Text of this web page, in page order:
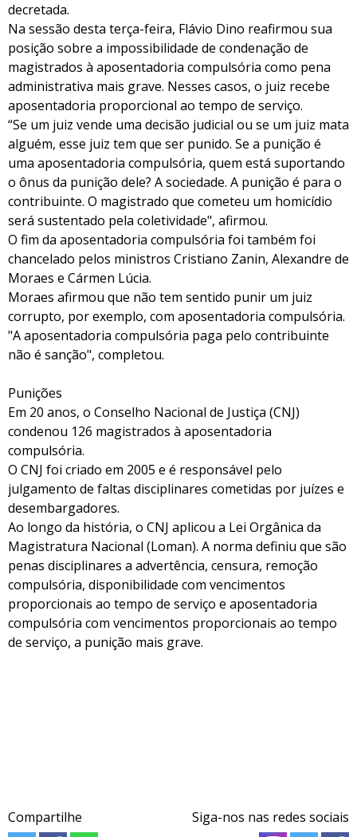
decretada.
Na sessão desta terça-feira, Flávio Dino reafirmou sua
posição sobre a impossibilidade de condenação de
magistrados à aposentadoria compulsória como pena
administrativa mais grave. Nesses casos, o juiz recebe
aposentadoria proporcional ao tempo de serviço.
“Se um juiz vende uma decisão judicial ou se um juiz mata
alguém, esse juiz tem que ser punido. Se a punição é
uma aposentadoria compulsória, quem está suportando
o ônus da punição dele? A sociedade. A punição é para o
contribuinte. O magistrado que cometeu um homicídio
será sustentado pela coletividade", afirmou.
O fim da aposentadoria compulsória foi também foi
chancelado pelos ministros Cristiano Zanin, Alexandre de
Moraes e Cármen Lúcia.
Moraes afirmou que não tem sentido punir um juiz
corrupto, por exemplo, com aposentadoria compulsória.
"A aposentadoria compulsória paga pelo contribuinte
não é sanção", completou.
Punições
Em 20 anos, o Conselho Nacional de Justiça (CNJ)
condenou 126 magistrados à aposentadoria
compulsória.
O CNJ foi criado em 2005 e é responsável pelo
julgamento de faltas disciplinares cometidas por juízes e
desembargadores.
Ao longo da história, o CNJ aplicou a Lei Orgânica da
Magistratura Nacional (Loman). A norma definiu que são
penas disciplinares a advertência, censura, remoção
compulsória, disponibilidade com vencimentos
proporcionais ao tempo de serviço e aposentadoria
compulsória com vencimentos proporcionais ao tempo
de serviço, a punição mais grave.
Compartilhe Siga-nos nas redes sociais